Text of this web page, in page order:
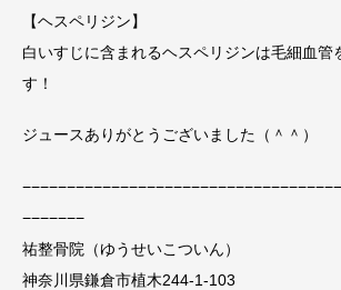
【ヘスペリジン】
白いすじに含まれるヘスペリジンは毛細血管
す！
ジュースありがとうございました（＾＾）
−−−−−−−
祐整骨院（ゆうせいこついん）
神奈川県鎌倉市植木244-1-103